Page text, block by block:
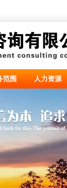
范围 人力资源